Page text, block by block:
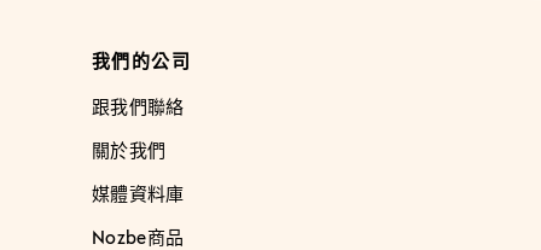
我們的公司
跟我們聯絡
關於我們
媒體資料庫
Nozbe商品